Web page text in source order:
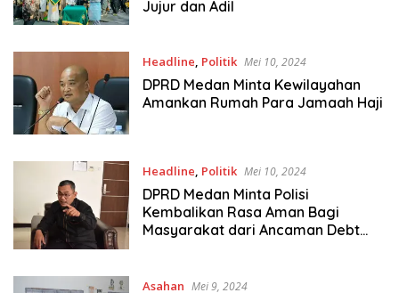
Jujur dan Adil
Headline, Politik Mei 10, 2024
DPRD Medan Minta Kewilayahan
Amankan Rumah Para Jamaah Haji
Headline, Politik Mei 10, 2024
DPRD Medan Minta Polisi
Kembalikan Rasa Aman Bagi
Masyarakat dari Ancaman Debt
Asahan Mei 9, 2024